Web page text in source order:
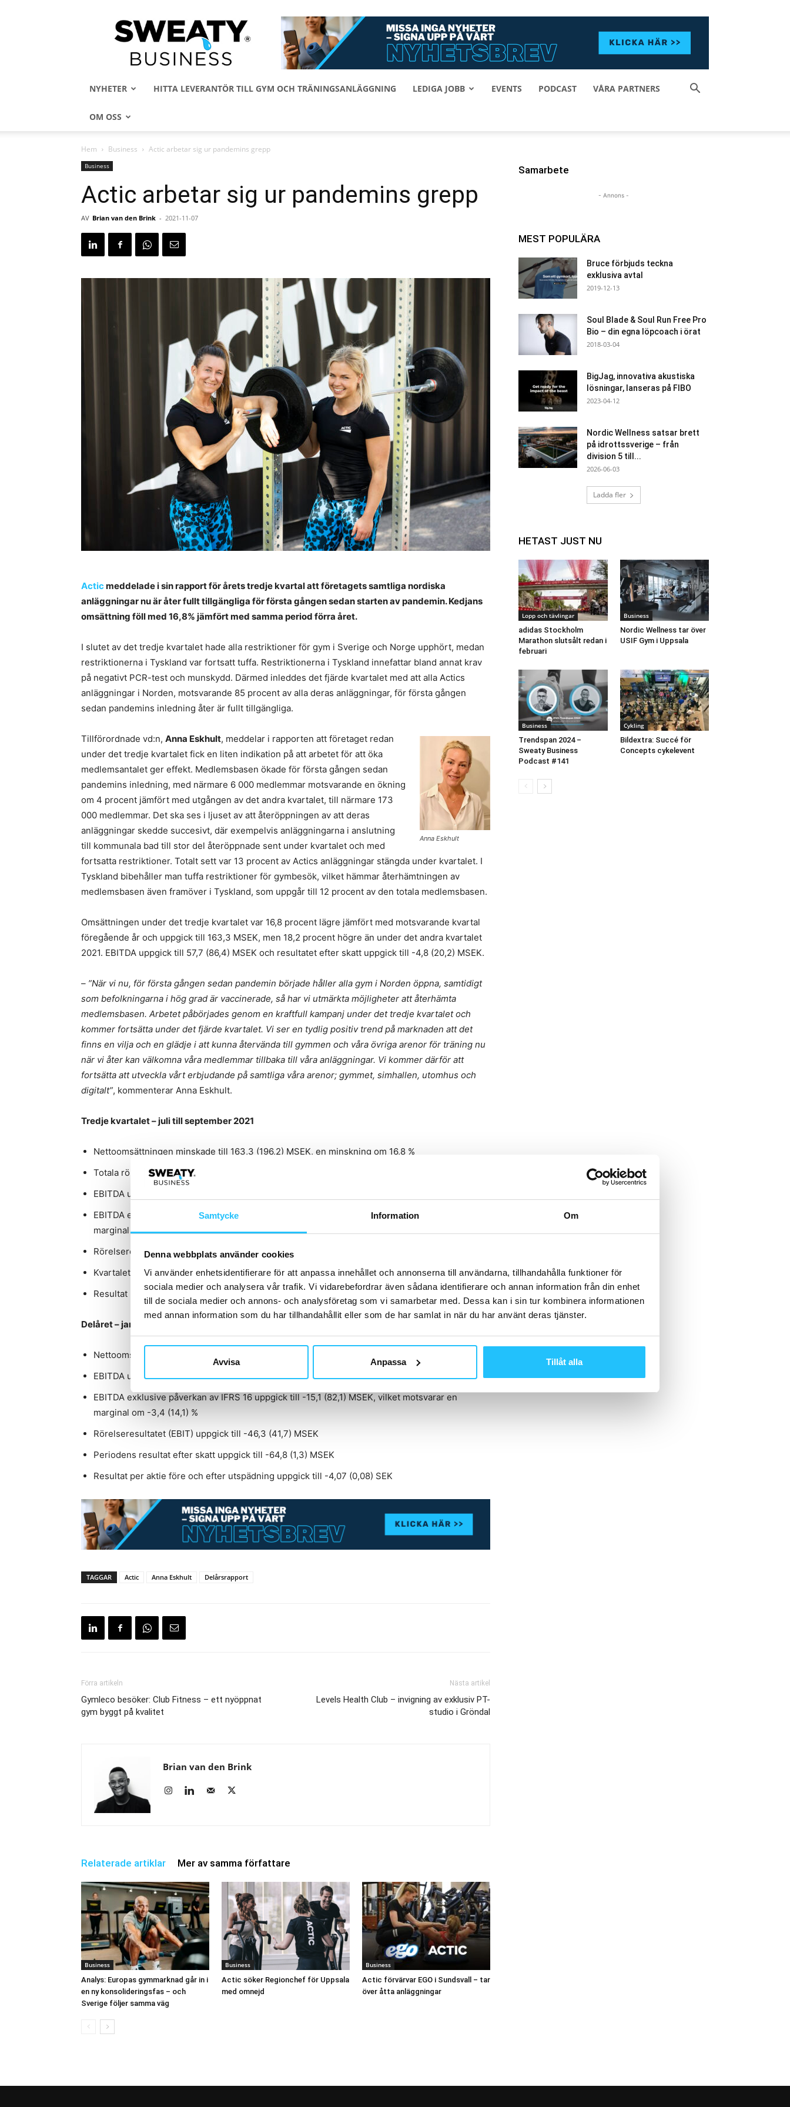
Samtycke Information Om
Denna webbplats använder cookies
Vi använder enhetsidentifierare för att anpassa innehållet och annonserna till användarna, tillhandahålla funktioner för
sociala medier och analysera vår trafik. Vi vidarebefordrar även sådana identifierare och annan information från din enhet
till de sociala medier och annons- och analysföretag som vi samarbetar med. Dessa kan i sin tur kombinera informationen
med annan information som du har tillhandahållit eller som de har samlat in när du har använt deras tjänster.
Avvisa Anpassa Tillåt alla
Sweaty
Business
NYHETER HITTA LEVERANTÖR TILL GYM OCH TRÄNINGSANLÄGGNING LEDIGA JOBB EVENTS PODCAST VÅRA PARTNERS
OM OSS
Hem Business Actic arbetar sig ur pandemins grepp
Business
Actic arbetar sig ur pandemins grepp
AV Brian van den Brink - 2021-11-07
Acticmeddelade i sin rapport för årets tredje kvartal att företagets samtliga nordiska
anläggningar nu är åter fullt tillgängliga för första gången sedan starten av pandemin. Kedjans
omsättning föll med 16,8% jämfört med samma period förra året.
I slutet av det tredje kvartalet hade alla restriktioner för gym i Sverige och Norge upphört, medan
restriktionerna i Tyskland var fortsatt tuffa. Restriktionerna i Tyskland innefattar bland annat krav
på negativt PCR-test och munskydd. Därmed inleddes det fjärde kvartalet med att alla Actics
anläggningar i Norden, motsvarande 85 procent av alla deras anläggningar, för första gången
sedan pandemins inledning åter är fullt tillgängliga.
Anna Eskhult
Tillförordnade vd:n, Anna Eskhult, meddelar i rapporten att företaget redan
under det tredje kvartalet fick en liten indikation på att arbetet för att öka
medlemsantalet ger effekt. Medlemsbasen ökade för första gången sedan
pandemins inledning, med närmare 6 000 medlemmar motsvarande en ökning
om 4 procent jämfört med utgången av det andra kvartalet, till närmare 173
000 medlemmar. Det ska ses i ljuset av att återöppningen av att deras
anläggningar skedde succesivt, där exempelvis anläggningarna i anslutning
till kommunala bad till stor del återöppnade sent under kvartalet och med
fortsatta restriktioner. Totalt sett var 13 procent av Actics anläggningar stängda under kvartalet. I
Tyskland bibehåller man tuffa restriktioner för gymbesök, vilket hämmar återhämtningen av
medlemsbasen även framöver i Tyskland, som uppgår till 12 procent av den totala medlemsbasen.
Omsättningen under det tredje kvartalet var 16,8 procent lägre jämfört med motsvarande kvartal
föregående år och uppgick till 163,3 MSEK, men 18,2 procent högre än under det andra kvartalet
2021. EBITDA uppgick till 57,7 (86,4) MSEK och resultatet efter skatt uppgick till -4,8 (20,2) MSEK.
– ”När vi nu, för första gången sedan pandemin började håller alla gym i Norden öppna, samtidigt
som befolkningarna i hög grad är vaccinerade, så har vi utmärkta möjligheter att återhämta
medlemsbasen. Arbetet påbörjades genom en kraftfull kampanj under det tredje kvartalet och
kommer fortsätta under det fjärde kvartalet. Vi ser en tydlig positiv trend på marknaden att det
finns en vilja och en glädje i att kunna återvända till gymmen och våra övriga arenor för träning nu
när vi åter kan välkomna våra medlemmar tillbaka till våra anläggningar. Vi kommer därför att
fortsätta att utveckla vårt erbjudande på samtliga våra arenor; gymmet, simhallen, utomhus och
digitalt”, kommenterar Anna Eskhult.
Tredje kvartalet – juli till september 2021
Nettoomsättningen minskade till 163,3 (196,2) MSEK, en minskning om 16,8 %
Totala rörelsekostnaderna minskade med 5,5 MSEK till -164,0 (-169,4) MSEK
EBITDA uppgick till 57,7 (86,4) MSEK, vilket motsvarar en marginal om 35,3 (44,1) %
EBITDA exklusive påverkan av IFRS 16 uppgick till 15,2 (46,0) MSEK, vilket motsvarar en
marginal om 9,3 (23,5) %
Rörelseresultatet (EBIT) uppgick till 5,7 (33,2) MSEK
Kvartalets resultat efter skatt uppgick till -4,8 (20,2) MSEK
Resultat per aktie före och efter utspädning uppgick till -0,30 (1,27) SEK
Delåret – januari till september 2021
Nettoomsättningen minskade till 441,7 (582,3) MSEK, en minskning om 24,1 %
EBITDA uppgick till 106,5 (202,5) MSEK, vilket motsvarar en marginal om 24,1 (34,8) %
EBITDA exklusive påverkan av IFRS 16 uppgick till -15,1 (82,1) MSEK, vilket motsvarar en
marginal om -3,4 (14,1) %
Rörelseresultatet (EBIT) uppgick till -46,3 (41,7) MSEK
Periodens resultat efter skatt uppgick till -64,8 (1,3) MSEK
Resultat per aktie före och efter utspädning uppgick till -4,07 (0,08) SEK
TAGGAR Actic Anna Eskhult Delårsrapport
Förra artikeln
Gymleco besöker: Club Fitness – ett nyöppnat
gym byggt på kvalitet
Nästa artikel
Levels Health Club – invigning av exklusiv PT-
studio i Gröndal
Brian van den Brink
Relaterade artiklar Mer av samma författare
Business
Analys: Europas gymmarknad går in i
en ny konsolideringsfas – och
Sverige följer samma väg
Business
Actic söker Regionchef för Uppsala
med omnejd
Business
Actic förvärvar EGO i Sundsvall – tar
över åtta anläggningar
Samarbete
- Annons -
MEST POPULÄRA
Bruce förbjuds teckna
exklusiva avtal
2019-12-13
Soul Blade & Soul Run Free Pro
Bio – din egna löpcoach i örat
2018-03-04
BigJag, innovativa akustiska
lösningar, lanseras på FIBO
2023-04-12
Nordic Wellness satsar brett
på idrottssverige – från
division 5 till...
2026-06-03
Ladda fler
HETAST JUST NU
Lopp och tävlingar
adidas Stockholm
Marathon slutsålt redan i
februari
Business
Nordic Wellness tar över
USIF Gym i Uppsala
Business
Trendspan 2024 –
Sweaty Business
Podcast #141
Cykling
Bildextra: Succé för
Concepts cykelevent